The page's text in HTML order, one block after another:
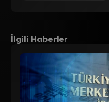
İlgili Haberler